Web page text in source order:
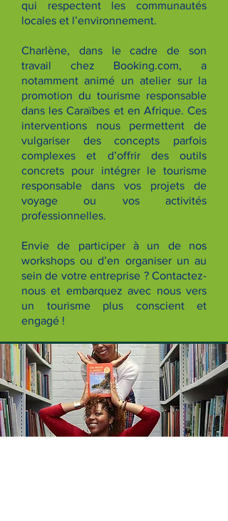
qui respectent les communautés
locales et l’environnement.
Charlène, dans le cadre de son
travail chez Booking.com, a
notamment animé un atelier sur la
promotion du tourisme responsable
dans les Caraïbes et en Afrique. Ces
interventions nous permettent de
vulgariser des concepts parfois
complexes et d’offrir des outils
concrets pour intégrer le tourisme
responsable dans vos projets de
voyage ou vos activités
professionnelles.
Envie de participer à un de nos
workshops ou d’en organiser un au
sein de votre entreprise ? Contactez-
nous et embarquez avec nous vers
un tourisme plus conscient et
engagé !